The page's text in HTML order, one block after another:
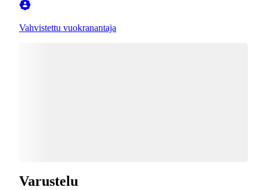
Vahvistettu vuokranantaja
Varustelu